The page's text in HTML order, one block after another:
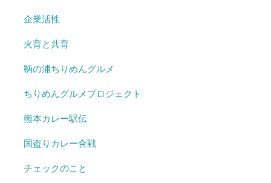
企業活性
火育と共育
鞆の浦ちりめんグルメ
ちりめんグルメプロジェクト
熊本カレー駅伝
国盗りカレー合戦
チェックのこと